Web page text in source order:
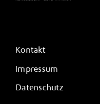
Kontakt
Impressum
Datenschutz